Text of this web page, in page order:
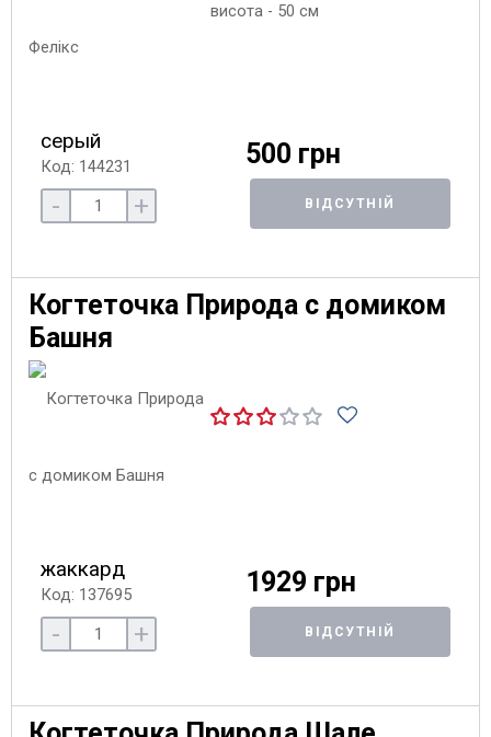
висота - 50 см
серый
Код: 144231 500 грн
- + ВІДСУТНІЙ
Когтеточка Природа с домиком
Башня
жаккард
Код: 137695 1929 грн
- + ВІДСУТНІЙ